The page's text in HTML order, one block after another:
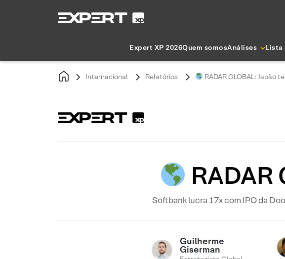
Expert XP 2026Quem somosAnálises Lista
Internacional Relatórios RADAR GLOBAL: Japão
RADAR
Softbank lucra 17x com IPO da
Guilherme
Giserman